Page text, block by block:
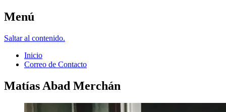
Menú
Saltar al contenido.
Inicio
Correo de Contacto
Matías Abad Merchán